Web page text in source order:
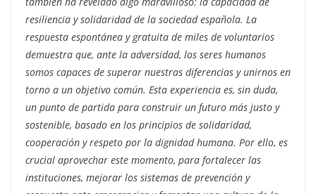
resiliencia y solidaridad de la sociedad española. La
respuesta espontánea y gratuita de miles de voluntarios
demuestra que, ante la adversidad, los seres humanos
somos capaces de superar nuestras diferencias y unirnos en
torno a un objetivo común. Esta experiencia es, sin duda,
un punto de partida para construir un futuro más justo y
sostenible, basado en los principios de solidaridad,
cooperación y respeto por la dignidad humana. Por ello, es
crucial aprovechar este momento, para fortalecer las
instituciones, mejorar los sistemas de prevención y